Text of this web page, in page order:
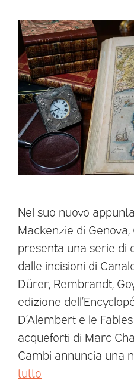
Nel suo nuovo
Mackenzie di Genova,
presenta una serie di
dalle incisioni di
Dürer, Rembrandt,
edizione
D’Alembert e le
acqueforti di Marc
Cambi annuncia una
tutto